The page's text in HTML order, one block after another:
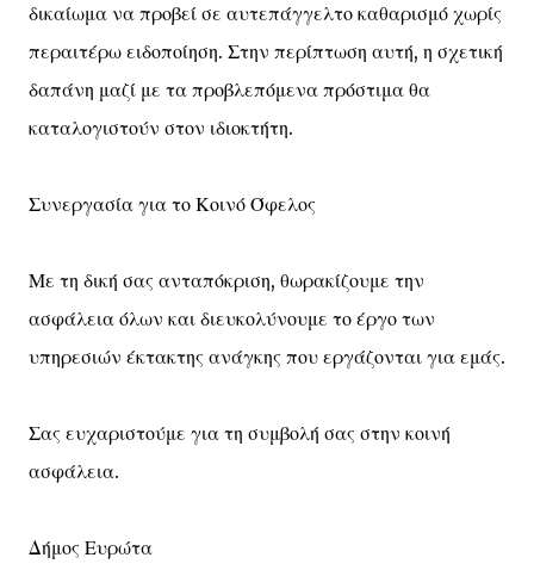
δικαίωμα να προβεί σε αυτεπάγγελτο καθαρισμό χωρίς
περαιτέρω ειδοποίηση. Στην περίπτωση αυτή, η σχετική
δαπάνη μαζί με τα προβλεπόμενα πρόστιμα θα
καταλογιστούν στον ιδιοκτήτη.
Συνεργασία για το Κοινό Όφελος
Με τη δική σας ανταπόκριση, θωρακίζουμε την
ασφάλεια όλων και διευκολύνουμε το έργο των
υπηρεσιών έκτακτης ανάγκης που εργάζονται για εμάς.
Σας ευχαριστούμε για τη συμβολή σας στην κοινή
ασφάλεια.
Δήμος Ευρώτα